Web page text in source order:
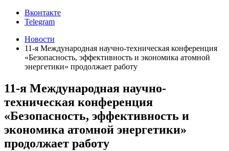
Вконтакте
Telegram
Новости
11-я Международная научно-техническая конференция
«Безопасность, эффективность и экономика атомной
энергетики» продолжает работу
11-я Международная научно-
техническая конференция
«Безопасность, эффективность и
экономика атомной энергетики»
продолжает работу